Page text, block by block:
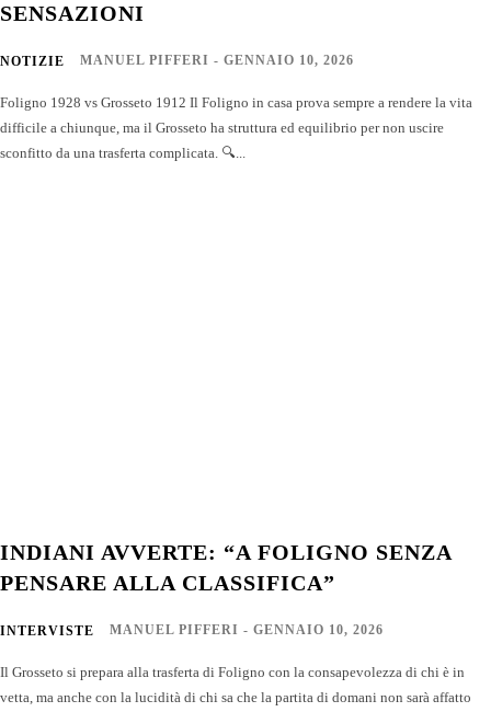
SENSAZIONI
NOTIZIE MANUEL PIFFERI - GENNAIO 10, 2026
Foligno 1928 vs Grosseto 1912 Il Foligno in casa prova sempre a rendere la vita
difficile a chiunque, ma il Grosseto ha struttura ed equilibrio per non uscire
sconfitto da una trasferta complicata. 🔍...
INDIANI AVVERTE: “A FOLIGNO SENZA
PENSARE ALLA CLASSIFICA”
INTERVISTE MANUEL PIFFERI - GENNAIO 10, 2026
Il Grosseto si prepara alla trasferta di Foligno con la consapevolezza di chi è in
vetta, ma anche con la lucidità di chi sa che la partita di domani non sarà affatto